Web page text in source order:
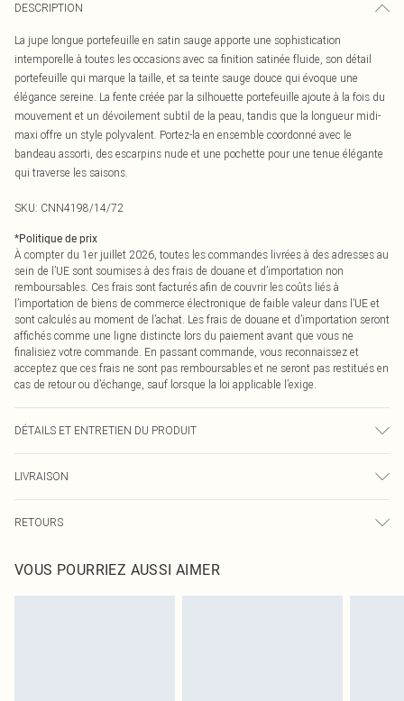
DESCRIPTION
La jupe longue portefeuille en satin sauge apporte une sophistication
intemporelle à toutes les occasions avec sa finition satinée fluide, son détail
portefeuille qui marque la taille, et sa teinte sauge douce qui évoque une
élégance sereine. La fente créée par la silhouette portefeuille ajoute à la fois du
mouvement et un dévoilement subtil de la peau, tandis que la longueur midi-
maxi offre un style polyvalent. Portez-la en ensemble coordonné avec le
bandeau assorti, des escarpins nude et une pochette pour une tenue élégante
qui traverse les saisons.
SKU: CNN4198/14/72
*Politique de prix
À compter du 1er juillet 2026, toutes les commandes livrées à des adresses au
sein de l’UE sont soumises à des frais de douane et d’importation non
remboursables. Ces frais sont facturés afin de couvrir les coûts liés à
l’importation de biens de commerce électronique de faible valeur dans l’UE et
sont calculés au moment de l’achat. Les frais de douane et d’importation seront
affichés comme une ligne distincte lors du paiement avant que vous ne
finalisiez votre commande. En passant commande, vous reconnaissez et
acceptez que ces frais ne sont pas remboursables et ne seront pas restitués en
cas de retour ou d’échange, sauf lorsque la loi applicable l’exige.
DÉTAILS ET ENTRETIEN DU PRODUIT
déteindre.
LIVRAISON
Livraison express France
Jusqu'à 2-3 jours ouvrables
RETOURS
pour nous retourner un article.
Veuillez noter que nous ne pouvons pas rembourser les masques tendance, les
VOUS POURRIEZ AUSSI AIMER